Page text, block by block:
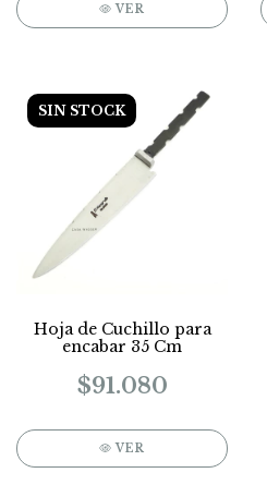
VER
SIN STOCK
Hoja de Cuchillo para
encabar 35 Cm
$91.080
VER